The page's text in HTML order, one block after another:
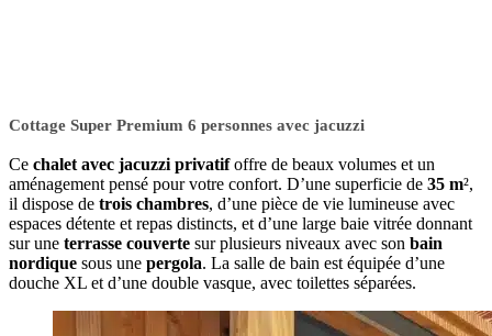
Cottage Super Premium 6 personnes avec jacuzzi
Ce chalet avec jacuzzi privatifoffre de beaux volumes et un
aménagement pensé pour votre confort. D’une superficie de 35 m²,
il dispose de trois chambres, d’une pièce de vie lumineuse avec
espaces détente et repas distincts, et d’une large baie vitrée donnant
sur une terrasse couverte sur plusieurs niveaux avec son bain
nordique sous une pergola. La salle de bain est équipée d’une
douche XL et d’une double vasque, avec toilettes séparées.